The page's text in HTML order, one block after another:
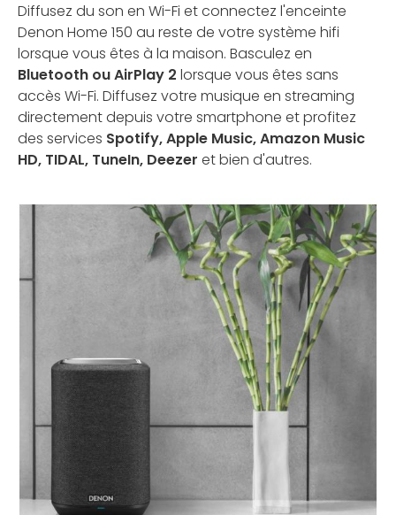
Diffusez du son en Wi-Fi et connectez l'enceinte
Denon Home 150 au reste de votre système hifi
lorsque vous êtes à la maison. Basculez en
Bluetooth ou AirPlay 2 lorsque vous êtes sans
accès Wi-Fi. Diffusez votre musique en streaming
directement depuis votre smartphone et profitez
des services Spotify, Apple Music, Amazon Music
HD, TIDAL, TuneIn, Deezer et bien d'autres.